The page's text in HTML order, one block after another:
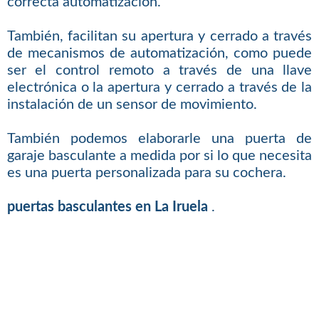
También, facilitan su apertura y cerrado a través
de mecanismos de automatización, como puede
ser el control remoto a través de una llave
electrónica o la apertura y cerrado a través de la
instalación de un sensor de movimiento.
También podemos elaborarle una puerta de
garaje basculante a medida por si lo que necesita
es una puerta personalizada para su cochera.
puertas basculantes en La Iruela .